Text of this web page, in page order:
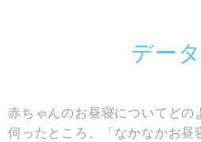
デー
赤ちゃんのお昼寝についてどの
伺ったところ、「なかなかお昼